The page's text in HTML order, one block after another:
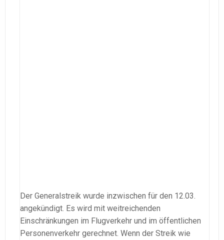
Der Generalstreik wurde inzwischen für den 12.03.
angekündigt. Es wird mit weitreichenden
Einschränkungen im Flugverkehr und im öffentlichen
Personenverkehr gerechnet. Wenn der Streik wie